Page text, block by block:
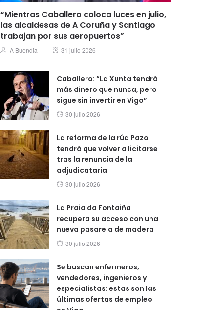
“Mientras Caballero coloca luces en julio,
las alcaldesas de A Coruña y Santiago
trabajan por sus aeropuertos”
Author
A Buendia
Posted
31 julio 2026
Caballero: “La Xunta tendrá
más dinero que nunca, pero
sigue sin invertir en Vigo”
Posted
30 julio 2026
La reforma de la rúa Pazo
tendrá que volver a licitarse
tras la renuncia de la
adjudicataria
Posted
30 julio 2026
La Praia da Fontaiña
recupera su acceso con una
nueva pasarela de madera
Posted
30 julio 2026
Se buscan enfermeros,
vendedores, ingenieros y
especialistas: estas son las
últimas ofertas de empleo